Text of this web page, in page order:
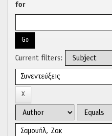
for
Current filters: